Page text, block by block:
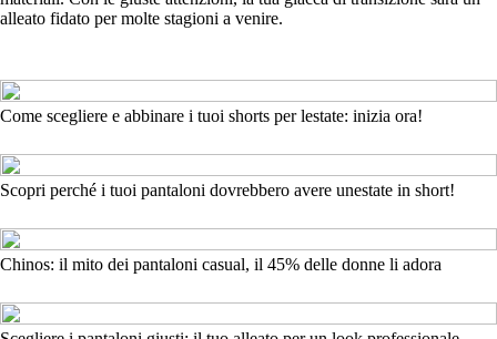
alleato fidato per molte stagioni a venire.
Come scegliere e abbinare i tuoi shorts per lestate: inizia ora!
Scopri perché i tuoi pantaloni dovrebbero avere unestate in short!
Chinos: il mito dei pantaloni casual, il 45% delle donne li adora